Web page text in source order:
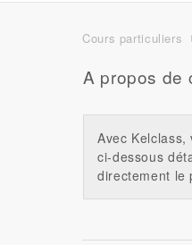
Cours particuliers
A propos de
Avec
ci-dessous
directement le